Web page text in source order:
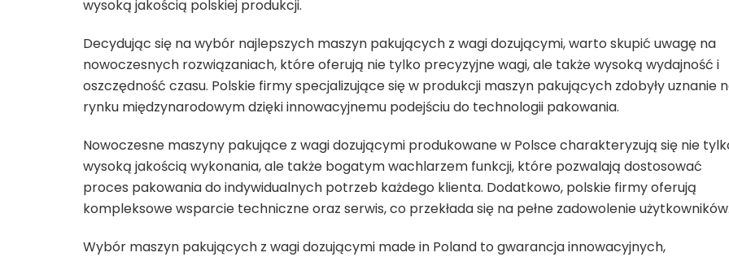
wysoką jakością polskiej produkcji.
Decydując się na wybór najlepszych maszyn pakujących z wagi dozującymi, warto skupić uwagę na
nowoczesnych rozwiązaniach, które oferują nie tylko precyzyjne wagi, ale także wysoką wydajność i
oszczędność czasu. Polskie firmy specjalizujące się w produkcji maszyn pakujących zdobyły uznanie
rynku międzynarodowym dzięki innowacyjnemu podejściu do technologii pakowania.
Nowoczesne maszyny pakujące z wagi dozującymi produkowane w Polsce charakteryzują się nie
wysoką jakością wykonania, ale także bogatym wachlarzem funkcji, które pozwalają dostosować
proces pakowania do indywidualnych potrzeb każdego klienta. Dodatkowo, polskie firmy oferują
kompleksowe wsparcie techniczne oraz serwis, co przekłada się na pełne zadowolenie użytkowników.
Wybór maszyn pakujących z wagi dozującymi made in Poland to gwarancja innowacyjnych,